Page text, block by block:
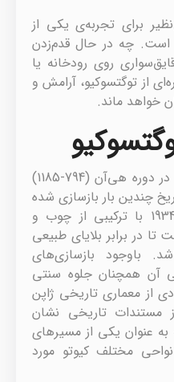
برای تجربه‌ی یکی از
است. چه در حال قدم‌زدن
روی رودخانه یا
از توگتسوکیو، آرامش و
خواهد ماند.
اولین نسخه از پل توگتسوکیو در دوره هی‌آن (794-1185)
چندین بار بازسازی شده
و شکل کنونی آن در سال 1934 با ترکیبی از چوب و
در برابر بلایای طبیعی
باوجود بازسازی‌های
آن همچنان جلوه سنتی
از معماری تاریخی ژاپن
تاریخی نشان
عنوان یکی از مسیرهای
مختلف کیوتو مورد